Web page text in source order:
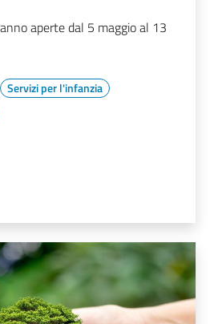
aperte dal 5 maggio al 13
Servizi per l'infanzia